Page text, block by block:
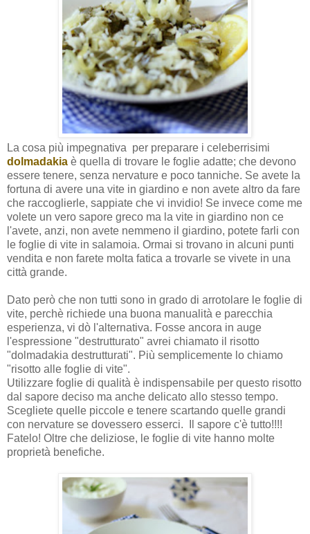
La cosa più impegnativa per preparare i celeberrisimi
dolmadakia è quella di trovare le foglie adatte; che devono
essere tenere, senza nervature e poco tanniche. Se avete la
fortuna di avere una vite in giardino e non avete altro da fare
che raccoglierle, sappiate che vi invidio! Se invece come me
volete un vero sapore greco ma la vite in giardino non ce
l'avete, anzi, non avete nemmeno il giardino, potete farli con
le foglie di vite in salamoia. Ormai si trovano in alcuni punti
vendita e non farete molta fatica a trovarle se vivete in una
città grande.
Dato però che non tutti sono in grado di arrotolare le foglie di
vite, perchè richiede una buona manualità e parecchia
esperienza, vi dò l'alternativa. Fosse ancora in auge
l'espressione "destrutturato" avrei chiamato il risotto
"dolmadakia destrutturati". Più semplicemente lo chiamo
"risotto alle foglie di vite".
Utilizzare foglie di qualità è indispensabile per questo risotto
dal sapore deciso ma anche delicato allo stesso tempo.
Scegliete quelle piccole e tenere scartando quelle grandi
con nervature se dovessero esserci. Il sapore c'è tutto!!!!
Fatelo! Oltre che deliziose, le foglie di vite hanno molte
proprietà benefiche.